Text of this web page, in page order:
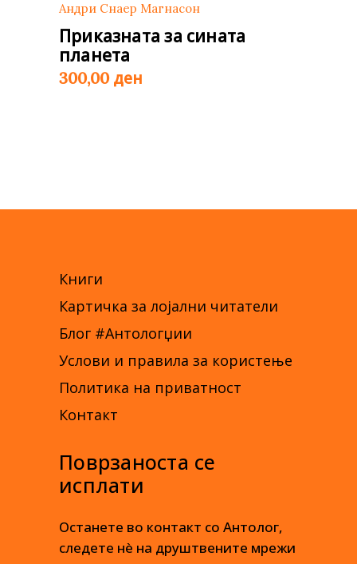
Андри Снаер Магнасон
Приказната за сината
планета
300,00 ден
Книги
Картичка за лојални читатели
Блог #Антологџии
Услови и правила за користење
Политика на приватност
Контакт
Поврзаноста се
исплати
Останете во контакт со Антолог,
следете нè на друштвените мрежи